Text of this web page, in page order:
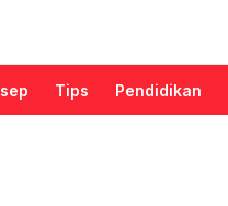
Tips Pendidikan